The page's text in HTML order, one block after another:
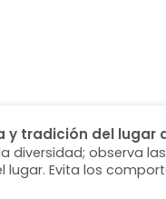
y tradición del lugar
diversidad; observa
lugar. Evita los